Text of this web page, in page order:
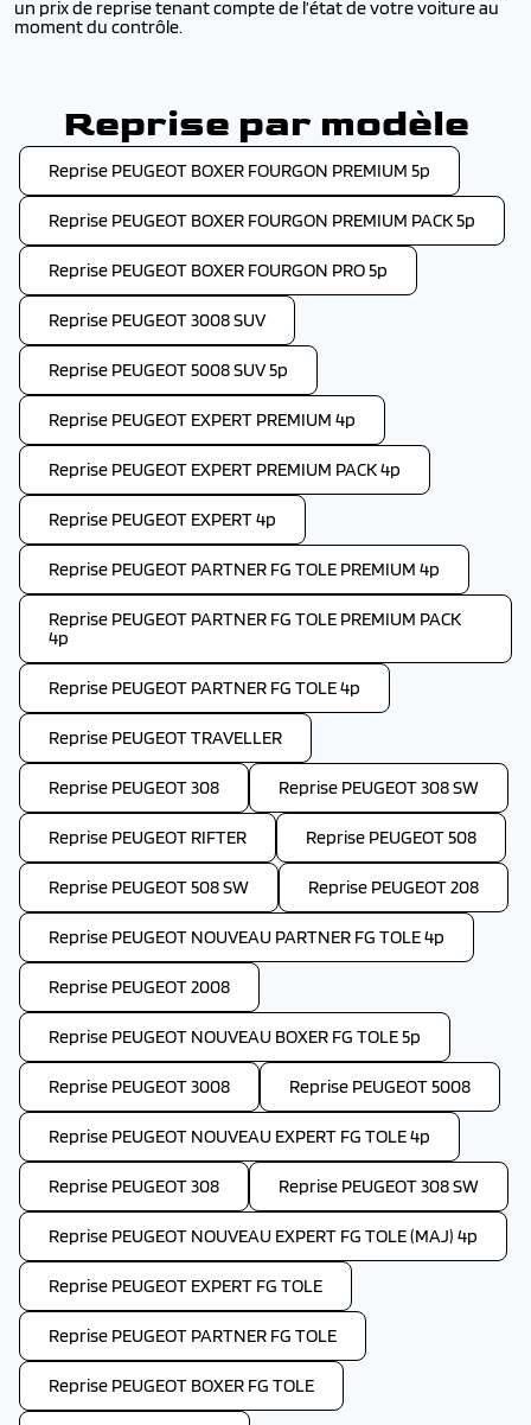
un prix de reprise tenant compte de l’état de votre voiture au
moment du contrôle.
Reprise par modèle
Reprise PEUGEOT BOXER FOURGON PREMIUM 5p
Reprise PEUGEOT BOXER FOURGON PREMIUM PACK 5p
Reprise PEUGEOT BOXER FOURGON PRO 5p
Reprise PEUGEOT 3008 SUV
Reprise PEUGEOT 5008 SUV 5p
Reprise PEUGEOT EXPERT PREMIUM 4p
Reprise PEUGEOT EXPERT PREMIUM PACK 4p
Reprise PEUGEOT EXPERT 4p
Reprise PEUGEOT PARTNER FG TOLE PREMIUM 4p
Reprise PEUGEOT PARTNER FG TOLE PREMIUM PACK
4p
Reprise PEUGEOT PARTNER FG TOLE 4p
Reprise PEUGEOT TRAVELLER
Reprise PEUGEOT 308 Reprise PEUGEOT 308 SW
Reprise PEUGEOT RIFTER Reprise PEUGEOT 508
Reprise PEUGEOT 508 SW Reprise PEUGEOT 208
Reprise PEUGEOT NOUVEAU PARTNER FG TOLE 4p
Reprise PEUGEOT 2008
Reprise PEUGEOT NOUVEAU BOXER FG TOLE 5p
Reprise PEUGEOT 3008 Reprise PEUGEOT 5008
Reprise PEUGEOT NOUVEAU EXPERT FG TOLE 4p
Reprise PEUGEOT 308 Reprise PEUGEOT 308 SW
Reprise PEUGEOT NOUVEAU EXPERT FG TOLE (MAJ) 4p
Reprise PEUGEOT EXPERT FG TOLE
Reprise PEUGEOT PARTNER FG TOLE
Reprise PEUGEOT BOXER FG TOLE